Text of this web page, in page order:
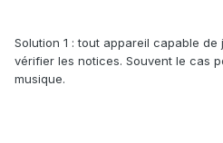
Solution 1 : tout appareil capable
vérifier les notices. Souvent le cas
musique.